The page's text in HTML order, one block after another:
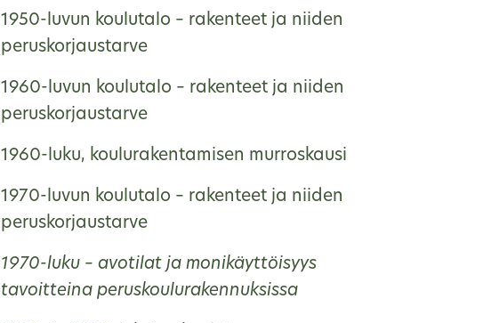
1950-luvun koulutalo – rakenteet ja niiden
peruskorjaustarve
1960-luvun koulutalo – rakenteet ja niiden
peruskorjaustarve
1960-luku, koulurakentamisen murroskausi
1970-luvun koulutalo – rakenteet ja niiden
peruskorjaustarve
1970-luku – avotilat ja monikäyttöisyys
tavoitteina peruskoulurakennuksissa